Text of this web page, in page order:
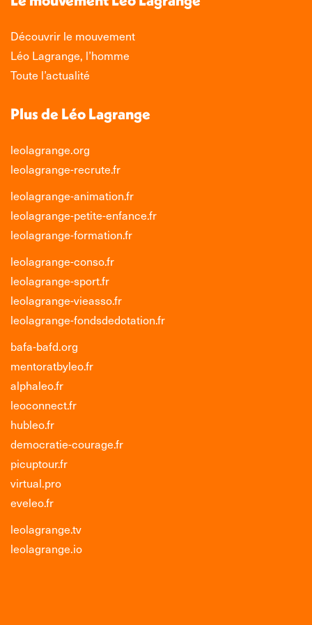
fenêtrefenêtrefenêtrefenêtre
Découvrir le mouvement
Léo Lagrange, l’homme
Toute l’actualité
Plus de Léo Lagrange
leolagrange.org
leolagrange-recrute.fr
leolagrange-animation.fr
leolagrange-petite-enfance.fr
leolagrange-formation.fr
leolagrange-conso.fr
leolagrange-sport.fr
leolagrange-vieasso.fr
leolagrange-fondsdedotation.fr
bafa-bafd.org
mentoratbyleo.fr
alphaleo.fr
leoconnect.fr
hubleo.fr
democratie-courage.fr
picuptour.fr
virtual.pro
eveleo.fr
leolagrange.tv
leolagrange.io